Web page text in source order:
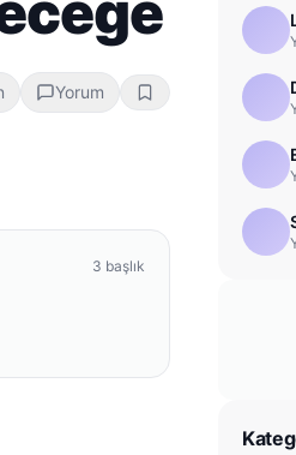
Yorum
3 başlık